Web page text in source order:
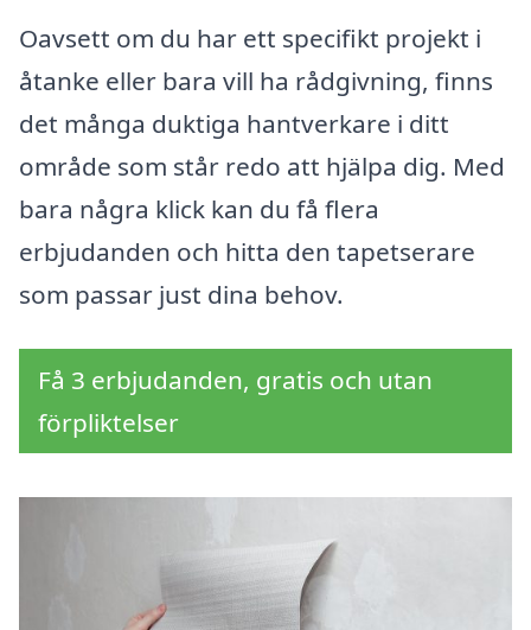
Oavsett om du har ett specifikt projekt i
åtanke eller bara vill ha rådgivning, finns
det många duktiga hantverkare i ditt
område som står redo att hjälpa dig. Med
bara några klick kan du få flera
erbjudanden och hitta den tapetserare
som passar just dina behov.
Få 3 erbjudanden, gratis och utan
förpliktelser